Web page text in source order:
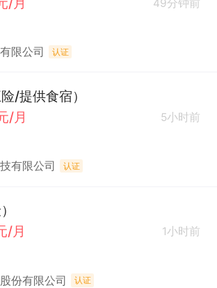
49分钟前
限公司 认证
/提供食宿）
/月
5小时前
有限公司 认证
/月
1小时前
份有限公司 认证